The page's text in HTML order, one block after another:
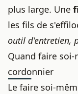
plus large. Une
les fils de
outil d'entretien,
Quand faire
cordonnier
Le faire soi-